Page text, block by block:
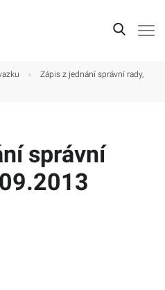
›
Zápis z jednání správní rady,
správní